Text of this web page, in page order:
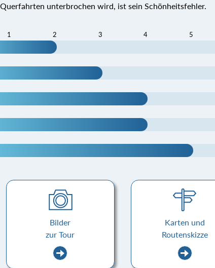
unterbrochen wird, ist sein Schönheitsfehler.
1 2 3 4 5
Bilder
zur Tour
Karten und
Routenskizze